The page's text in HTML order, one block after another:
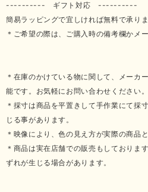
---------- ギフト対応 ----------
簡易ラッピングで宜しければ無料で承りま
＊ご希望の際は、ご購入時の備考欄かメ
＊在庫のかけている物に関して、メーカ
能です。お気軽にお問い合わせください。
＊採寸は商品を平置きして手作業にて採
じる事があります。
＊映像により、色の見え方が実際の商品
＊商品は実在店舗での販売もしておりま
ずれが生じる場合があります。